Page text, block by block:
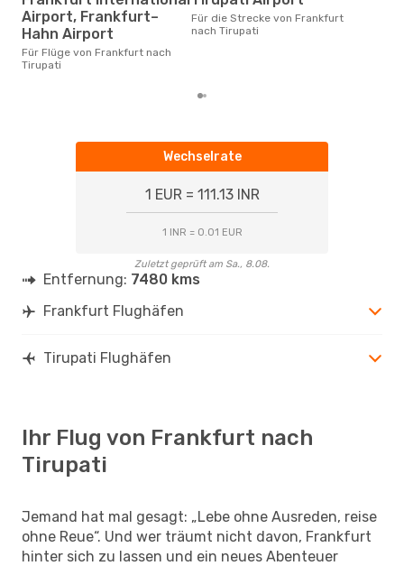
Airport, Frankfurt–
Hahn Airport
Für Flüge von Frankfurt nach
Tirupati
Für die Strecke von Frankfurt
nach Tirupati
Wechselrate
1 EUR = 111.13 INR
1 INR = 0.01 EUR
Zuletzt geprüft am Sa., 8.08.
Entfernung: 7480 kms
Frankfurt Flughäfen
Tirupati Flughäfen
Ihr Flug von Frankfurt nach
Tirupati
Jemand hat mal gesagt: „Lebe ohne Ausreden, reise
ohne Reue“. Und wer träumt nicht davon, Frankfurt
hinter sich zu lassen und ein neues Abenteuer